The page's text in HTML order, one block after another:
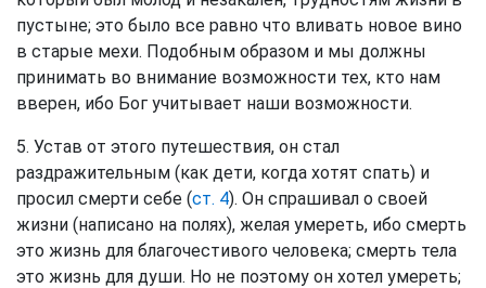
пустыне; это было все равно что вливать новое вино
в старые мехи. Подобным образом и мы должны
принимать во внимание возможности тех, кто нам
вверен, ибо Бог учитывает наши возможности.
5. Устав от этого путешествия, он стал
раздражительным (как дети, когда хотят спать) и
просил смерти себе (ст. 4). Он спрашивал о своей
жизни (написано на полях), желая умереть, ибо смерть
это жизнь для благочестивого человека; смерть тела
это жизнь для души. Но не поэтому он хотел умереть;